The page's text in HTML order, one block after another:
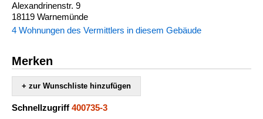
Alexandrinenstr. 9
18119 Warnemünde
4 Wohnungen des Vermittlers in diesem Gebäude
Merken
+ zur Wunschliste hinzufügen
Schnellzugriff 400735-3